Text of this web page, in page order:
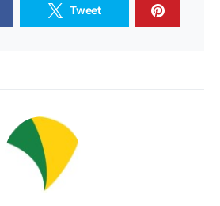
Tweet